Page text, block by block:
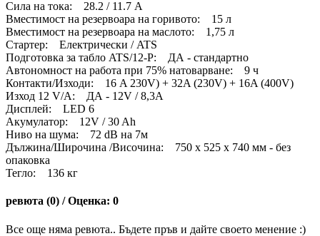
Сила на тока: 28.2 / 11.7 A
Вместимост на резервоара на горивото: 15 л
Вместимост на резервоара на маслото: 1,75 л
Стартер: Електрически / ATS
Подготовка за табло ATS/12-P: ДА - стандартно
Автономност на работа при 75% натоварване: 9 ч
Контакти/Изходи: 16 A 230V) + 32A (230V) + 16A (400V)
Изход 12 V/A: ДА - 12V / 8,3A
Дисплей: LED 6
Акумулатор: 12V / 30 Ah
Ниво на шума: 72 dB на 7м
Дължина/Широчина /Височина: 750 x 525 x 740 мм - без
опаковка
Тегло: 136 кг
ревюта (0) / Оценка: 0
Все още няма ревюта.. Бъдете пръв и дайте своето менение :)